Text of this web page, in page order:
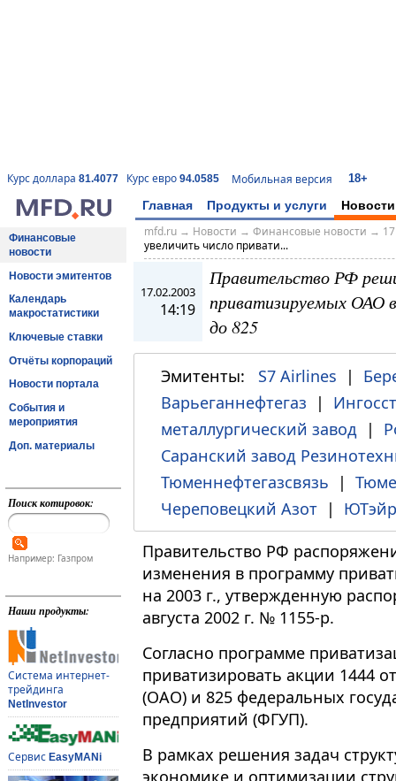
Курс доллара 81.4077 Курс евро 94.0585 Мобильная версия 18+
Главная Продукты и услуги Новости
Финансовые
новости
Новости эмитентов
Календарь
макростатистики
Ключевые ставки
Отчёты корпораций
Новости портала
События и
мероприятия
Доп. материалы
Поиск котировок:
Например: Газпром
Наши продукты:
Система интернет-
трейдинга
NetInvestor
Сервис EasyMANi
mfd.ru→ Новости → Финансовые новости →
увеличить число привати...
17.02.2003
14:19
Правительство РФ
приватизируемых ОАО
до 825
Эмитенты: S7 Airlines |
Варьеганнефтегаз |
металлургический завод |
Саранский завод
Тюменнефтегазсвязь |
Череповецкий Азот | ЮТэйр
Правительство РФ
изменения в программу
на 2003 г., утвержденную
августа 2002 г. № 1155-р.
Согласно программе
приватизировать акции 1444
(ОАО) и 825 федеральных
предприятий (ФГУП).
В рамках решения задач